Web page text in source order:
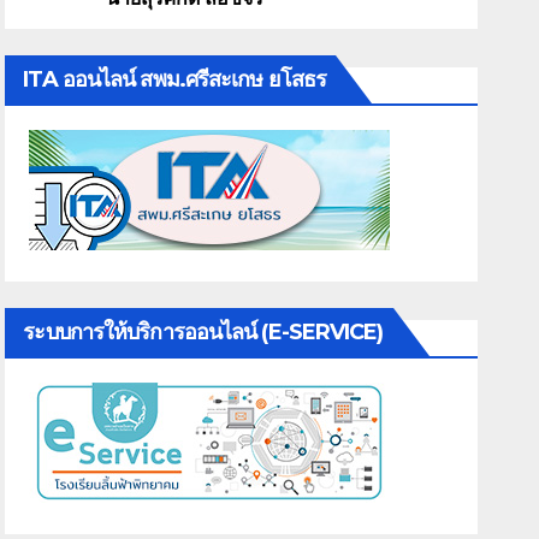
ITA ออนไลน์ สพม.ศรีสะเกษ ยโสธร
ระบบการให้บริการออนไลน์ (E-SERVICE)